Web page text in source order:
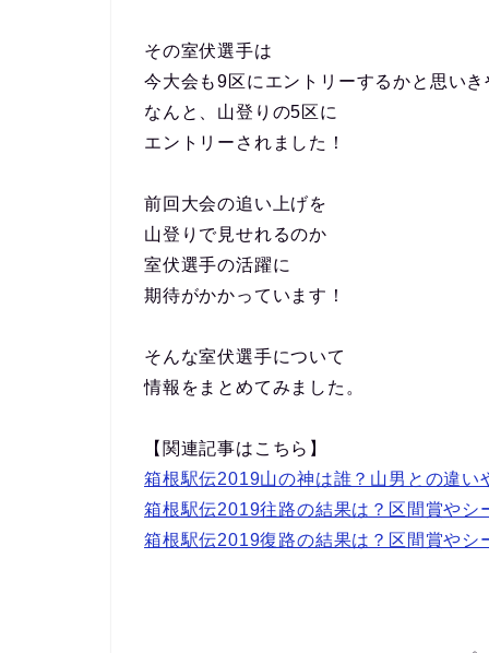
その室伏選手は
今大会も9区にエントリーするかと思いき
なんと、山登りの5区に
エントリーされました！
前回大会の追い上げを
山登りで見せれるのか
室伏選手の活躍に
期待がかかっています！
そんな室伏選手について
情報をまとめてみました。
【関連記事はこちら】
箱根駅伝2019山の神は誰？山男との違い
箱根駅伝2019往路の結果は？区間賞やシ
箱根駅伝2019復路の結果は？区間賞やシ